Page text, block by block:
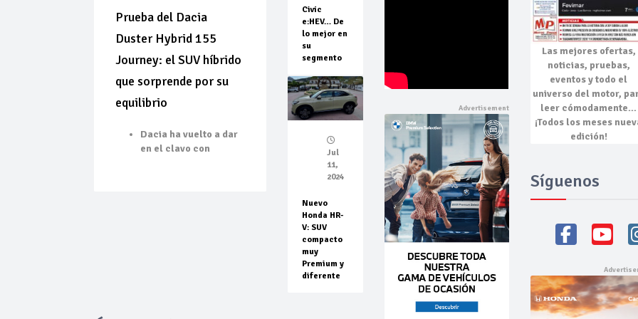
Prueba del Dacia
Duster Hybrid 155
Journey: el SUV híbrido
que sorprende por su
equilibrio
Dacia ha vuelto a dar
en el clavo con
Civic
e:HEV… De
lo mejor en
su
segmento
Jul
11,
2024
Nuevo
Honda HR-
V: SUV
compacto
muy
Premium y
diferente
Las mejores ofertas,
noticias, pruebas,
eventosy todo el
universo del motor,
leer cómodamente…
¡Todos los meses
edición!
Síguenos